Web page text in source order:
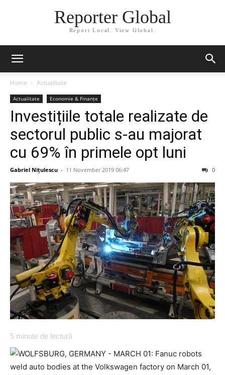
Reporter Global
Report Local. View Global.
Home Actualitate
Actualitate Economie & Finanțe
Investițiile totale realizate de
sectorul public s-au majorat
cu 69% în primele opt luni
Gabriel Nițulescu - 11 November 2019 06:47 0
5 minute de lectură